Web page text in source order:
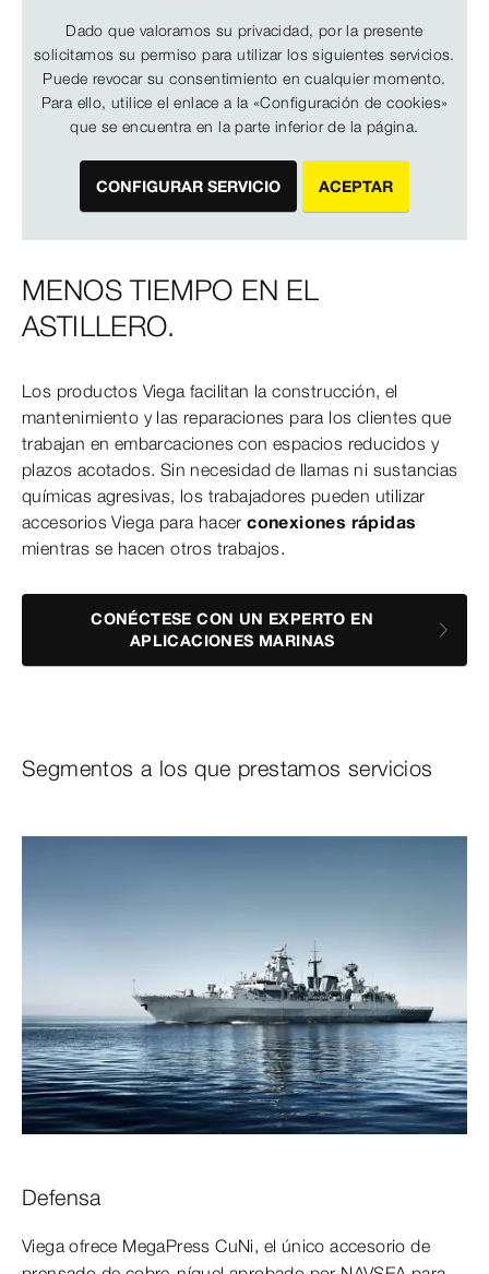
Dado que valoramos su privacidad, por la presente
solicitamos su permiso para utilizar los siguientes servicios.
Puede revocar su consentimiento en cualquier momento.
Para ello, utilice el enlace a la «Configuración de cookies»
que se encuentra en la parte inferior de la página.
CONFIGURAR SERVICIO ACEPTAR
MENOS TIEMPO EN EL
ASTILLERO.
Los productos Viega facilitan la construcción, el
mantenimiento y las reparaciones para los clientes que
trabajan en embarcaciones con espacios reducidos y
plazos acotados. Sin necesidad de llamas ni sustancias
químicas agresivas, los trabajadores pueden utilizar
accesorios Viega para hacerconexiones rápidas
mientras se hacen otros trabajos.
CONÉCTESE CON UN EXPERTO EN
APLICACIONES MARINAS
Segmentos a los que prestamos servicios
Defensa
Viega ofrece MegaPress CuNi, el único accesorio de